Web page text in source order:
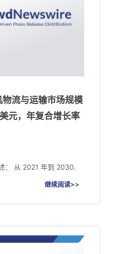
流与运输市场规模
元，年复合增长率
： 从 2021 年到 2030.
继续阅读>>